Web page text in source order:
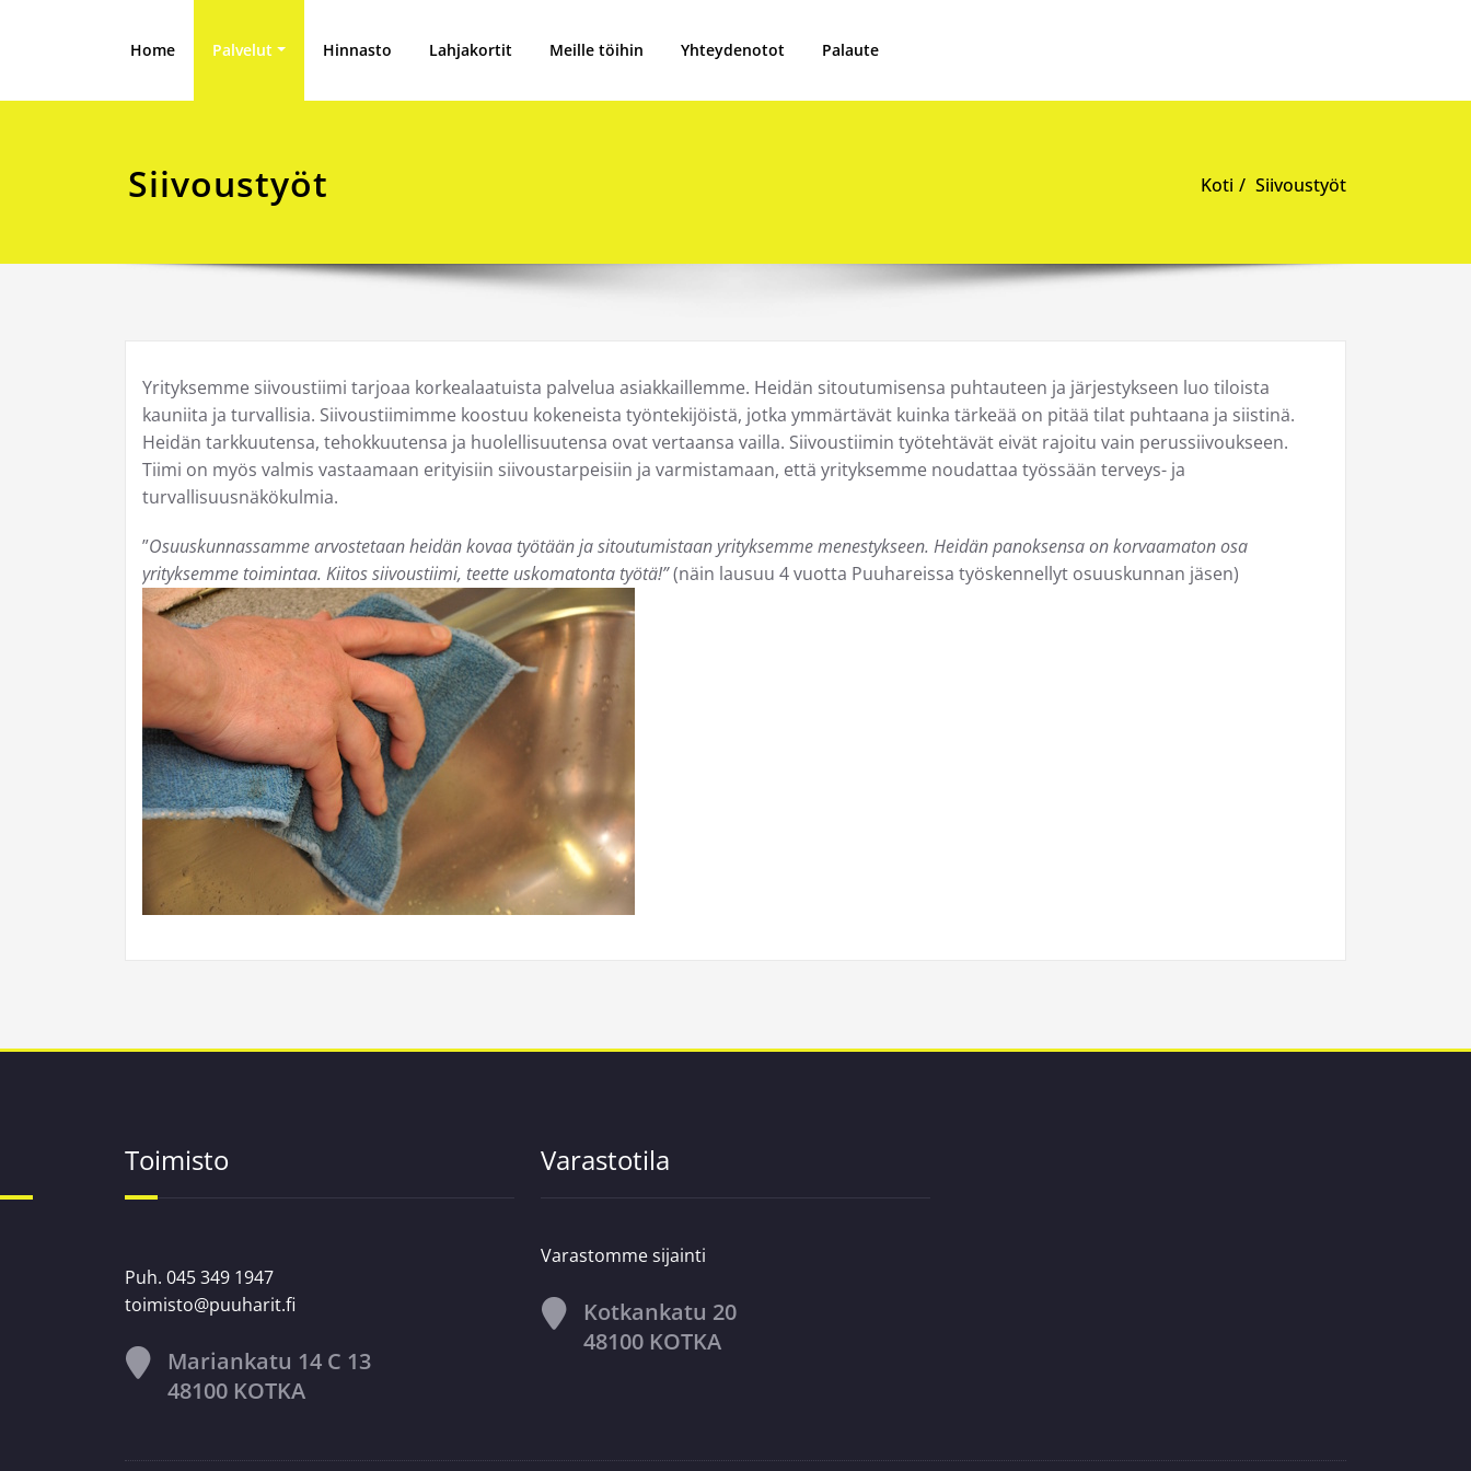
Home Palvelut Hinnasto Lahjakortit Meille töihin Yhteydenotot Palaute
Siivoustyöt Koti Siivoustyöt
Yrityksemme siivoustiimi tarjoaa korkealaatuista palvelua asiakkaillemme. Heidän sitoutumisensa puhtauteen ja järjestykseen luo tiloista
kauniita ja turvallisia. Siivoustiimimme koostuu kokeneista työntekijöistä, jotka ymmärtävät kuinka tärkeää on pitää tilat puhtaana ja siistinä.
Heidän tarkkuutensa, tehokkuutensa ja huolellisuutensa ovat vertaansa vailla. Siivoustiimin työtehtävät eivät rajoitu vain perussiivoukseen.
Tiimi on myös valmis vastaamaan erityisiin siivoustarpeisiin ja varmistamaan, että yrityksemme noudattaa työssään terveys- ja
turvallisuusnäkökulmia.
”Osuuskunnassamme arvostetaan heidän kovaa työtään ja sitoutumistaan yrityksemme menestykseen. Heidän panoksensa on korvaamaton osa
yrityksemme toimintaa. Kiitos siivoustiimi, teette uskomatonta työtä!”(näin lausuu 4 vuotta Puuhareissa työskennellyt osuuskunnan jäsen)
Toimisto
Puh. 045 349 1947
toimisto@puuharit.fi
Mariankatu 14 C 13
48100 KOTKA
Varastotila
Varastomme sijainti
Kotkankatu 20
48100 KOTKA